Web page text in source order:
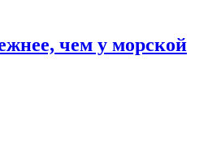
чем у морской